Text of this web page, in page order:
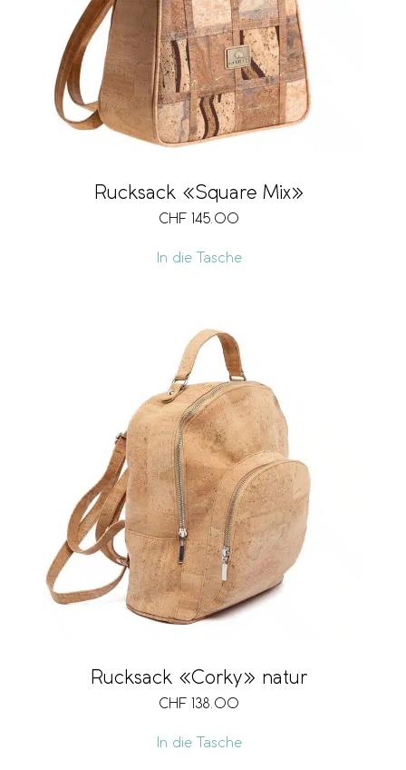
Rucksack «Square Mix»
CHF 145.00
In die Tasche
Rucksack «Corky» natur
CHF 138.00
In die Tasche